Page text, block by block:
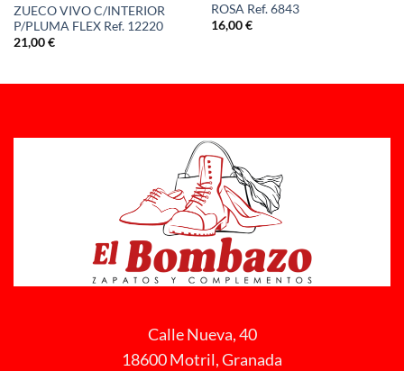
ZUECO VIVO C/INTERIOR
P/PLUMA FLEX Ref. 12220
21,00€
ROSA Ref. 6843
16,00€
Calle Nueva, 40
18600 Motril, Granada